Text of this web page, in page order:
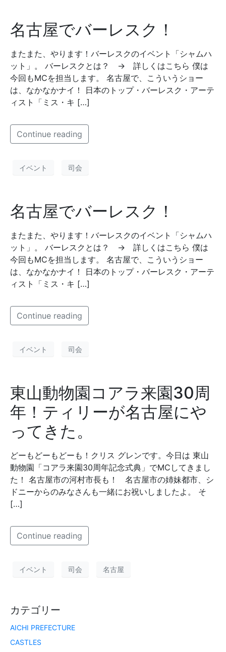
名古屋でバーレスク！
またまた、やります！バーレスクのイベント「シャムハ
ット」。 バーレスクとは？ → 詳しくはこちら 僕は
今回もMCを担当します。 名古屋で、こういうショー
は、なかなかナイ！ 日本のトップ・バーレスク・アーテ
ィスト「ミス・キ […]
Continue reading
イベント 司会
名古屋でバーレスク！
またまた、やります！バーレスクのイベント「シャムハ
ット」。 バーレスクとは？ → 詳しくはこちら 僕は
今回もMCを担当します。 名古屋で、こういうショー
は、なかなかナイ！ 日本のトップ・バーレスク・アーテ
ィスト「ミス・キ […]
Continue reading
イベント 司会
東山動物園コアラ来園30周
年！ティリーが名古屋にや
ってきた。
どーもどーもどーも！クリス グレンです。今日は 東山
動物園「コアラ来園30周年記念式典」でMCしてきまし
た！ 名古屋市の河村市長も！ 名古屋市の姉妹都市、シ
ドニーからのみなさんも一緒にお祝いしましたよ。 そ
[…]
Continue reading
イベント 司会 名古屋
カテゴリー
AICHI PREFECTURE
CASTLES